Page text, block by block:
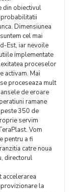
din obiectivul
Dimensiunea
cel mai
Est, iar nevoile
implementate
proceselor
activam. Mai
proceseaza mult
de eroare
ramane
350 de
servim
Vom
pentru a fi
catre noua
directorul
la